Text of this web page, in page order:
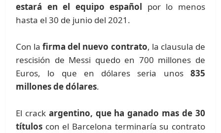
estará en el equipo español por lo menos
hasta el 30 de junio del 2021.
Con lafirma del nuevo contrato, la clausula de
rescisión de Messi quedo en 700 millones de
Euros, lo que en dólares seria unos 835
millones de dólares.
El crack argentino, que ha ganado mas de 30
títulos con el Barcelona terminaría su contrato